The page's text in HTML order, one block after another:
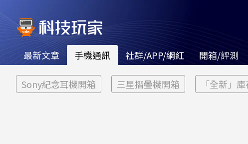
最新文章 手機通訊 社群/APP/網紅 開箱/評測
Sony紀念耳機開箱 三星摺疊機開箱 「全新」